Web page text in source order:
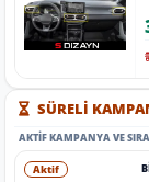
SÜRELİ
AKTIF KAMPANYA VE
Aktif